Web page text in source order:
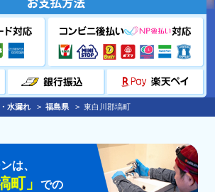
水漏れ 福島県 東白川郡塙町
は、
町」での